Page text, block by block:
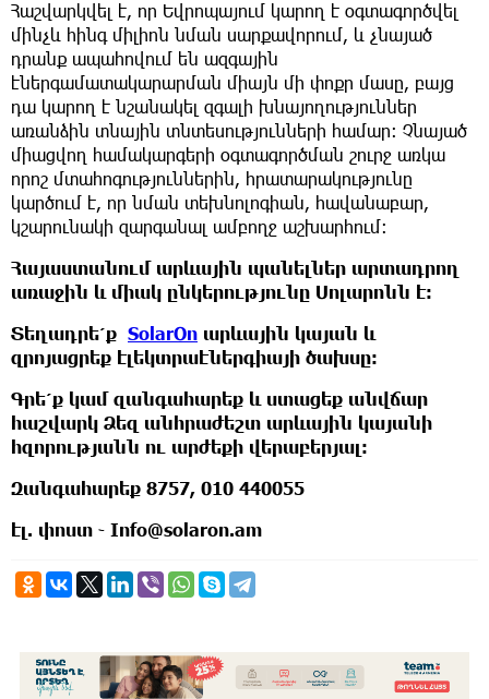
Հաշվարկվել է, որ Եվրոպայում կարող է օգտագործվել
մինչև հինգ միլիոն նման սարքավորում, և չնայած
դրանք ապահովում են ազգային
էներգամատակարարման միայն մի փոքր մասը, բայց
դա կարող է նշանակել զգալի խնայողություններ
առանձին տնային տնտեսությունների համար: Չնայած
միացվող համակարգերի օգտագործման շուրջ առկա
որոշ մտահոգություններին, հրատարակությունը
կարծում է, որ նման տեխնոլոգիան, հավանաբար,
կշարունակի զարգանալ ամբողջ աշխարհում:
Հայաստանում արևային պանելներ արտադրող
առաջին և միակ ընկերությունը Սոլարոնն է։
Տեղադրե՛ք SolarOn արևային կայան և
զրոյացրեք էլեկտրաէներգիայի ծախսը։
Գրե՛ք կամ զանգահարեք և ստացեք անվճար
հաշվարկ Ձեզ անհրաժեշտ արևային կայանի
հզորությանն ու արժեքի վերաբերյալ։
Զանգահարեք 8757, 010 440055
էլ. փոստ ֊ Info@solaron.am